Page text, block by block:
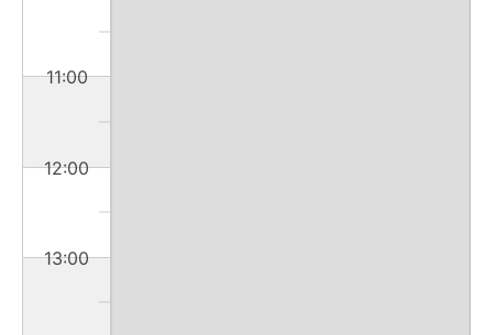
11:00
12:00
13:00